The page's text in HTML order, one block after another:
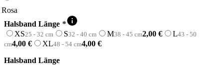
Rosa
Halsband Länge *
XS25 - 32 cm S32 - 40 cm M38 - 45 cm2,00 € L43 - 50
cm4,00 € XL48 - 54 cm4,00 €
Halsband Länge